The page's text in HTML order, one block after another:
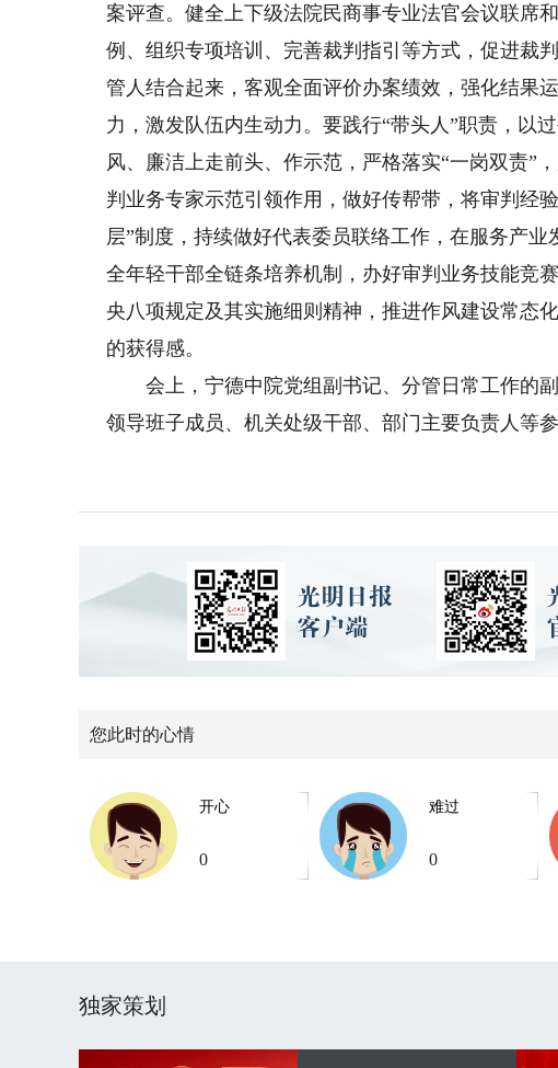
案评查。健全上下级法院民商事专业法官会议联席
例、组织专项培训、完善裁判指引等方式，促进裁
管人结合起来，客观全面评价办案绩效，强化结果
力，激发队伍内生动力。要践行“带头人”职责，以
风、廉洁上走前头、作示范，严格落实“一岗双责”
判业务专家示范引领作用，做好传帮带，将审判经
层”制度，持续做好代表委员联络工作，在服务产
全年轻干部全链条培养机制，办好审判业务技能竞
央八项规定及其实施细则精神，推进作风建设常态
的获得感。
会上，宁德中院党组副书记、分管日常工作的
领导班子成员、机关处级干部、部门主要负责人等参
您此时的心情
开心
0
难过
0
独家策划